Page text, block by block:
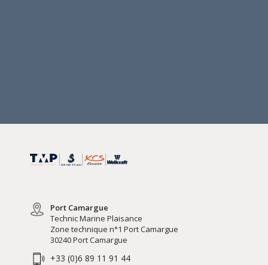
Port Camargue
Technic Marine Plaisance
Zone technique n°1 Port Camargue
30240 Port Camargue
+33 (0)6 89 11 91 44